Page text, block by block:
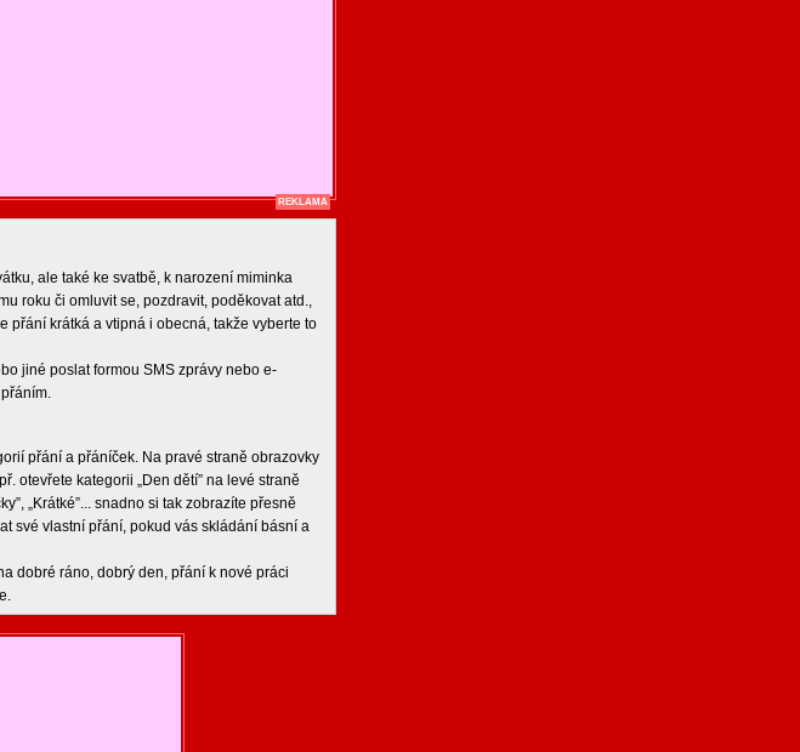
REKLAMA
ale také ke svatbě, k narození miminka
roku či omluvit se, pozdravit, poděkovat atd.,
přání krátká a vtipná i obecná, takže vyberte to
jiné poslat formou SMS zprávy nebo e-
přání a přáníček. Na pravé straně obrazovky
otevřete kategorii „Den dětí” na levé straně
„Krátké”... snadno si tak zobrazíte přesně
své vlastní přání, pokud vás skládání básní a
dobré ráno, dobrý den, přání k nové práci